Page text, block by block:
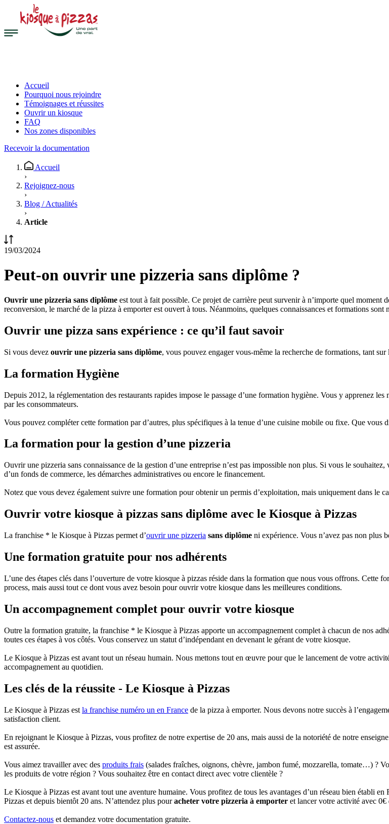
Accueil
Pourquoi nous rejoindre
Témoignages et réussites
Ouvrir un kiosque
FAQ
Nos zones disponibles
Recevoir la documentation
Accueil
›
Rejoignez-nous
›
Blog / Actualités
›
Article
19/03/2024
Peut-on ouvrir une pizzeria sans diplôme ?
Ouvrir une pizzeria sans diplôme est tout à fait possible. Ce projet de carrière peut survenir à n’importe quel
reconversion, le marché de la pizza à emporter est ouvert à tous. Néanmoins, quelques connaissances et formations sont
Ouvrir une pizza sans expérience : ce qu’il faut savoir
Si vous devez ouvrir une pizzeria sans diplôme, vous pouvez engager vous-même la recherche de formations, tant
La formation Hygiène
Depuis 2012, la réglementation des restaurants rapides impose le passage d’une formation hygiène. Vous y apprenez
par les consommateurs.
Vous pouvez compléter cette formation par d’autres, plus spécifiques à la tenue d’une cuisine mobile ou fixe. Que vous
La formation pour la gestion d’une pizzeria
Ouvrir une pizzeria sans connaissance de la gestion d’une entreprise n’est pas impossible non plus. Si vous le
d’un fonds de commerce, les démarches administratives ou encore le financement.
Notez que vous devez également suivre une formation pour obtenir un permis d’exploitation, mais uniquement dans le
Ouvrir votre kiosque à pizzas sans diplôme avec le Kiosque à Pizzas
La franchise * le Kiosque à Pizzas permet d’ouvrir une pizzeria sans diplôme ni expérience. Vous n’avez pas non plus
Une formation gratuite pour nos adhérents
L’une des étapes clés dans l’ouverture de votre kiosque à pizzas réside dans la formation que nous vous offrons. Cette
process, mais aussi tout ce dont vous avez besoin pour ouvrir votre kiosque dans les meilleures conditions.
Un accompagnement complet pour ouvrir votre kiosque
Outre la formation gratuite, la franchise * le Kiosque à Pizzas apporte un accompagnement complet à chacun de nos
toutes ces étapes à vos côtés. Vous conservez un statut d’indépendant en devenant le gérant de votre kiosque.
Le Kiosque à Pizzas est avant tout un réseau humain. Nous mettons tout en œuvre pour que le lancement de votre
accompagnement au quotidien.
Les clés de la réussite - Le Kiosque à Pizzas
Le Kiosque à Pizzas est la franchise numéro un en France de la pizza à emporter. Nous devons notre succès à
satisfaction client.
En rejoignant le Kiosque à Pizzas, vous profitez de notre expertise de 20 ans, mais aussi de la notoriété de notre
est assurée.
Vous aimez travailler avec des produits frais (salades fraîches, oignons, chèvre, jambon fumé, mozzarella, tomate…) ?
les produits de votre région ? Vous souhaitez être en contact direct avec votre clientèle ?
Le Kiosque à Pizzas est avant tout une aventure humaine. Vous profitez de tous les avantages d’un réseau bien établi
Pizzas et depuis bientôt 20 ans. N’attendez plus pouracheter votre pizzeria à emporter et lancer votre activité avec
Contactez-nous et demandez votre documentation gratuite.